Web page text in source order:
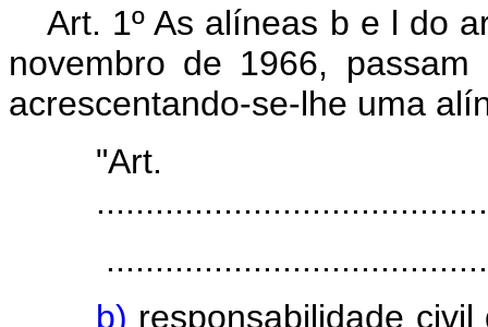
Art. 1º As alíneas b e l do
novembro de 1966,
acrescentando-se-lhe uma
b) responsabilidade